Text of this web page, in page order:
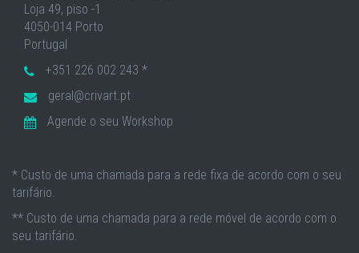
Loja 49, piso -1
4050-014 Porto
Portugal
+351 226 002 243 *
geral@crivart.pt
Agende o seu Workshop
* Custo de uma chamada para a rede fixa de acordo com o seu
tarifário.
** Custo de uma chamada para a rede móvel de acordo com o
seu tarifário.